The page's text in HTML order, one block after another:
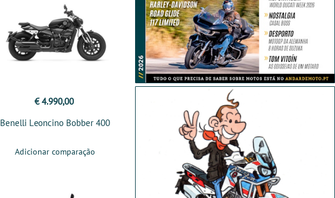
€ 4.990,00
Benelli Leoncino Bobber 400
Adicionar comparação